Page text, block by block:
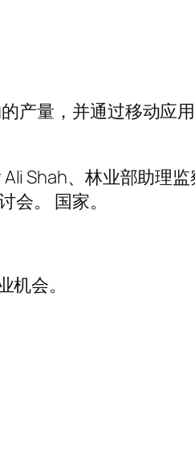
产量，并通过移动应
Shah、林业部助理
。 国家。
会。